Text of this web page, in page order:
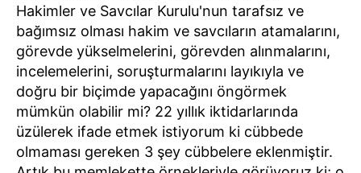
Hakimler ve Savcılar Kurulu'nun tarafsız ve
bağımsız olması hakim ve savcıların atamalarını,
görevde yükselmelerini, görevden alınmalarını,
incelemelerini, soruşturmalarını layıkıyla ve
doğru bir biçimde yapacağını öngörmek
mümkün olabilir mi? 22 yıllık iktidarlarında
üzülerek ifade etmek istiyorum ki cübbede
olmaması gereken 3 şey cübbelere eklenmiştir.